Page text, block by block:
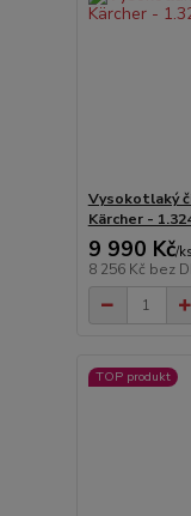
Vysokotlaký
Kärcher -
9 990 Kč/ks
8 256 Kč bez
TOP produkt